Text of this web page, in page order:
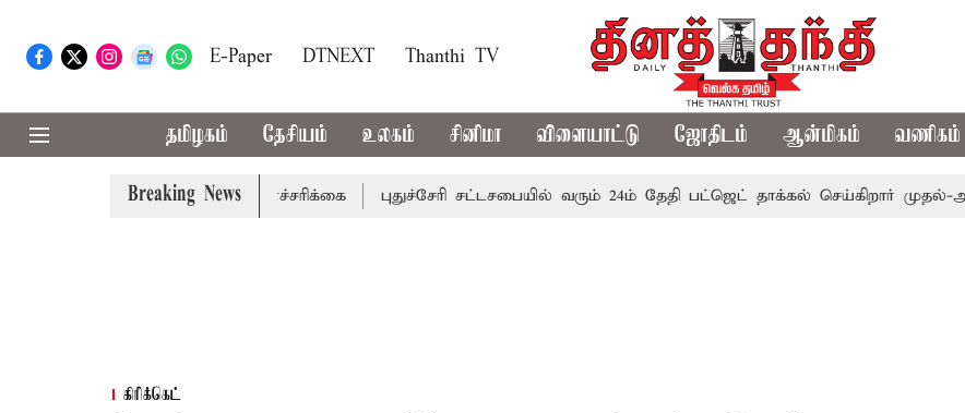
E-Paper DTNEXT Thanthi TV
தமிழகம் தேசியம் உலகம் சினிமா விளையாட்டு ஜோதிடம் ஆன்மிகம் வணிகம்
Breaking News
கன மழை எச்சரிக்கை புதுச்சேரி சட்டசபையில் வரும் 24ம் தேதி பட்ஜெட் தாக்கல் செய்கிறார் முதல்-அமைச்சர்
கிரிக்கெட்